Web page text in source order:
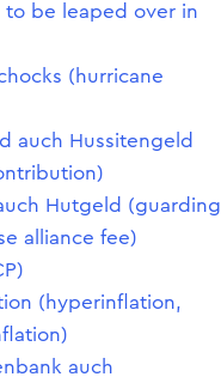
to be leaped over in
(hurricane
auch Hussitengeld
Hutgeld (guarding
alliance fee)
(hyperinflation,
auch